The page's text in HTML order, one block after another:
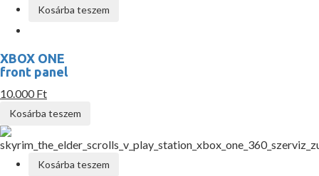
Kosárba teszem
XBOX ONE
front panel
10.000 Ft
Kosárba teszem
Kosárba teszem